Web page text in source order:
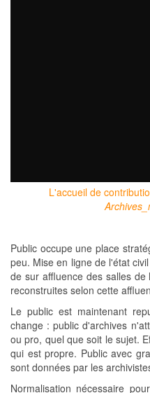
L'accueil de
Public occupe une place
peu. Mise en ligne de l'état
de sur affluence des salles
reconstruites selon cette
Le public est maintenant
change : public d'archives
ou pro, quel que soit le sujet.
qui est propre. Public avec
sont données par les
Normalisation nécessaire